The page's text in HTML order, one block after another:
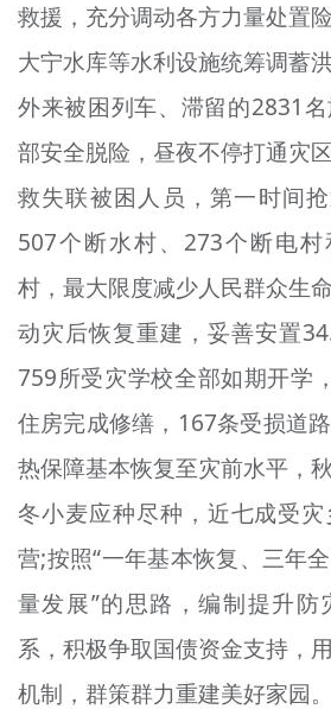
救援，充分调动各方力量处置
大宁水库等水利设施统筹调蓄
外来被困列车、滞留的2831
部安全脱险，昼夜不停打通灾
救失联被困人员，第一时间抢
507个断水村、273个断电
村，最大限度减少人民群众生
动灾后恢复重建，妥善安置
759所受灾学校全部如期开学
住房完成修缮，167条受损道
热保障基本恢复至灾前水平，
冬小麦应种尽种，近七成受
营;按照“一年基本恢复、三年
量发展”的思路，编制提升防
系，积极争取国债资金支持，
机制，群策群力重建美好家园。